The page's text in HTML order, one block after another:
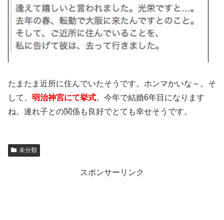
たまたま近所に住んでいたそうです。ホンマかいな～。そ
して、 明治神宮にて挙式。今年で結婚6年目になります
ね。連れ子との関係も良好でとても幸せそうです。
未分類
スポンサーリンク